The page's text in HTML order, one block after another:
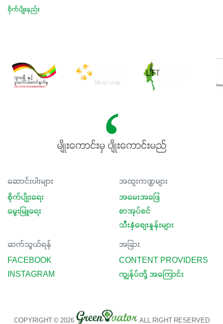
စိုက်ပျိုးနည်း
မျိုးကောင်းမှ ပျိုးကောင်းမည်
ဆောင်းပါးများ
စိုက်ပျိုးရေး
မွေးမြူရေး
အထူးကဏ္ဍများ
အမေးအဖြေ
စာအုပ်စင်
သီးနှံစျေးနှုန်းများ
ဆက်သွယ်ရန်
FACEBOOK
INSTAGRAM
အခြား
CONTENT PROVIDERS
ကျွန်ုပ်တို့ အကြောင်း
COPYRIGHT © 2026 ALL RIGHT RESERVED